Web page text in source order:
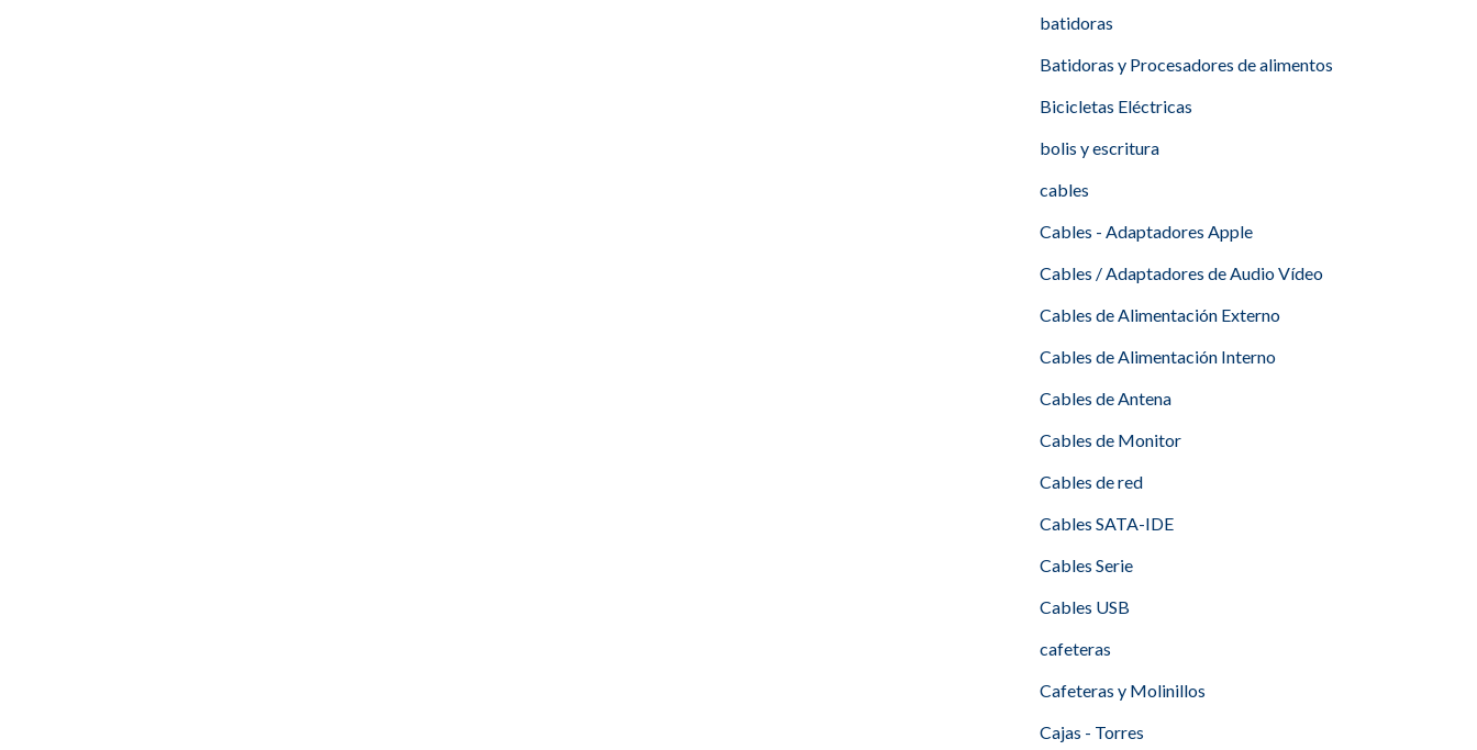
batidoras
Batidoras y Procesadores de alimentos
Bicicletas Eléctricas
bolis y escritura
cables
Cables - Adaptadores Apple
Cables / Adaptadores de Audio Vídeo
Cables de Alimentación Externo
Cables de Alimentación Interno
Cables de Antena
Cables de Monitor
Cables de red
Cables SATA-IDE
Cables Serie
Cables USB
cafeteras
Cafeteras y Molinillos
Cajas - Torres